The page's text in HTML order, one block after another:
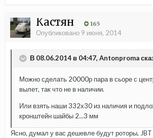
Кастян 165
Опубликовано 9 июня, 2014
В 08.06.2014 в 04:47, Antonproma
Можно сделать 20000р пара в сьоре с
вылет, так что не в наличии.
Или взять наши 332х30 из наличия и
кронштейн шайбы 2...3 мм
Ясно, думал у вас дешевле будут роторы, JBT